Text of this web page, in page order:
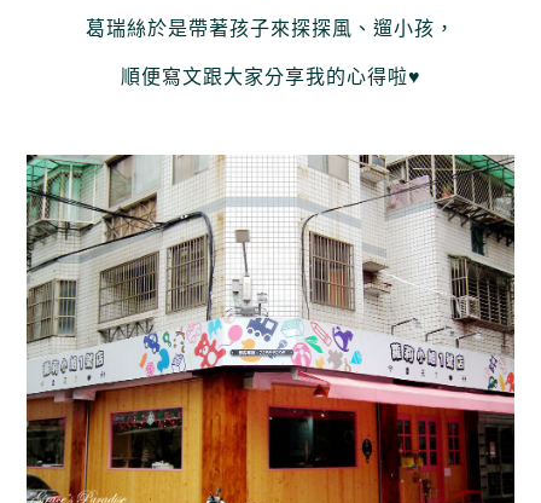
葛瑞絲於是帶著孩子來探探風、遛小孩，
順便寫文跟大家分享我的心得啦♥